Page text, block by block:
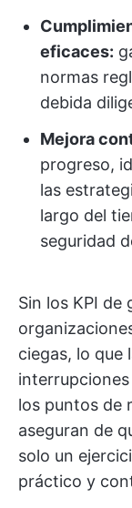
eficaces:
normas
debida
Mejora
progreso,
las
largo del
seguridad
Sin los KPI de
ciegas, lo que
los puntos de
aseguran de
solo un
práctico y